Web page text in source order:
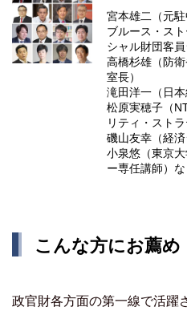
宮本雄二（元駐
ブルース・ス
シャル財団客員
高橋杉雄（防
室長）
滝田洋一（日本
松原実穂子（
リティ・ストラ
磯山友幸（経済
小泉悠（東京
ー専任講師）
こんな方にお薦め
政官財各方面の第一線で活躍